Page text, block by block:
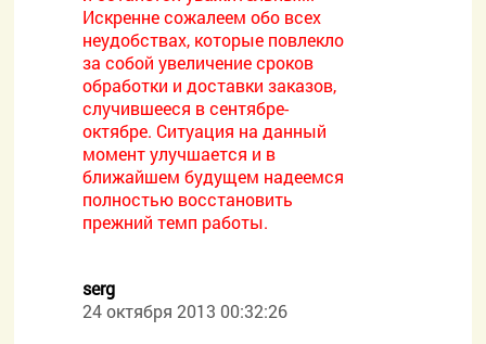
Искренне сожалеем обо всех
неудобствах, которые повлекло
за собой увеличение сроков
обработки и доставки заказов,
случившееся в сентябре-
октябре. Ситуация на данный
момент улучшается и в
ближайшем будущем надеемся
полностью восстановить
прежний темп работы.
serg
24 октября 2013 00:32:26